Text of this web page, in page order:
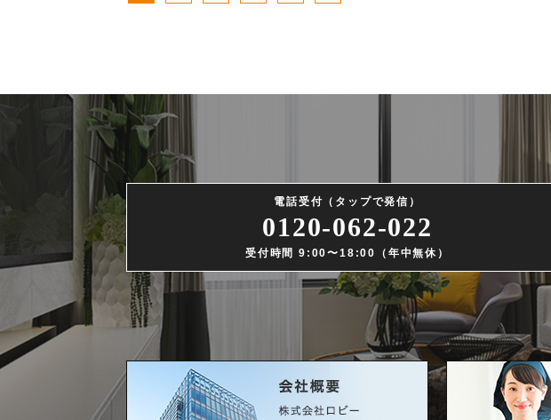
電話受付（タップで発信）
0120-062-022
受付時間 9:00〜18:00（年中無休）